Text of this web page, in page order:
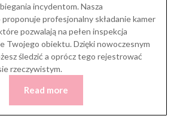
incydentom. Nasza
profesjonalny składanie kamer
pozwalają na pełen inspekcja
Twojego obiektu. Dzięki nowoczesnym
śledzić a oprócz tego rejestrować
rzeczywistym.
Read more